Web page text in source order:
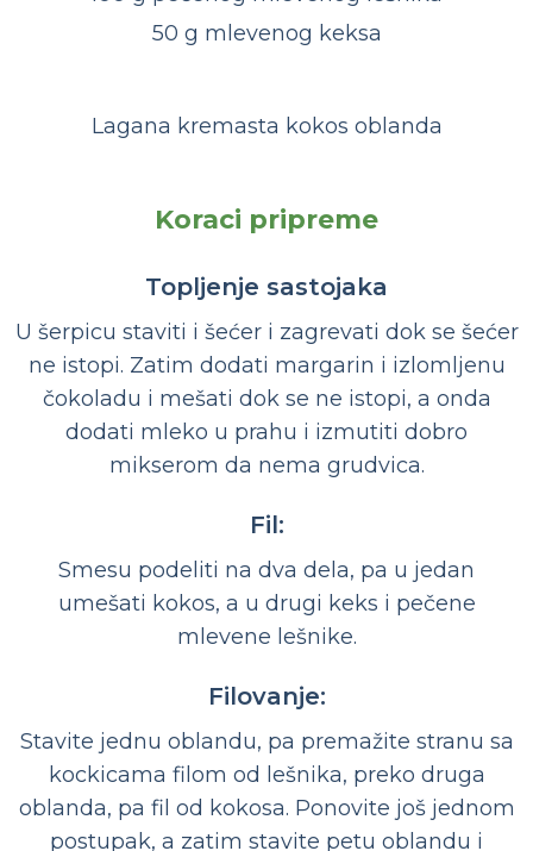
50 g mlevenog keksa
Lagana kremasta kokos oblanda
Koraci pripreme
Topljenje sastojaka
U šerpicu staviti i šećer i zagrevati dok se šećer
ne istopi. Zatim dodati margarin i izlomljenu
čokoladu i mešati dok se ne istopi, a onda
dodati mleko u prahu i izmutiti dobro
mikserom da nema grudvica.
Fil:
Smesu podeliti na dva dela, pa u jedan
umešati kokos, a u drugi keks i pečene
mlevene lešnike.
Filovanje:
Stavite jednu oblandu, pa premažite stranu sa
kockicama filom od lešnika, preko druga
oblanda, pa fil od kokosa. Ponovite još jednom
postupak, a zatim stavite petu oblandu i